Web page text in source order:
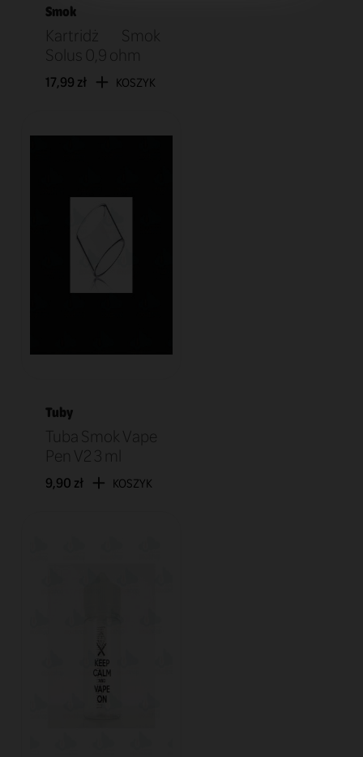
Smok
Kartridż Smok
Solus 0,9 ohm
17,99 zł KOSZYK
Tuby
Tuba Smok Vape
Pen V2 3 ml
9,90 zł KOSZYK